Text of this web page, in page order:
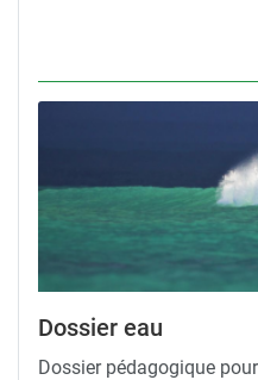
Dossier eau
Dossier pédagogique